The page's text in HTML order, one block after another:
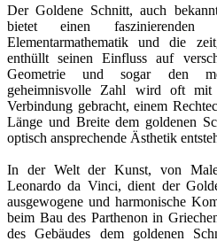
Der Goldene Schnitt, auch
bietet einen
Elementarmathematik und die
enthüllt seinen Einfluss auf
Geometrie und sogar den
geheimnisvolle Zahl wird oft mit
Verbindung gebracht, einem
Länge und Breite dem goldenen
optisch ansprechende Ästhetik
In der Welt der Kunst, von
Leonardo da Vinci, dient der
ausgewogene und harmonische
beim Bau des Parthenon in
des Gebäudes dem goldenen